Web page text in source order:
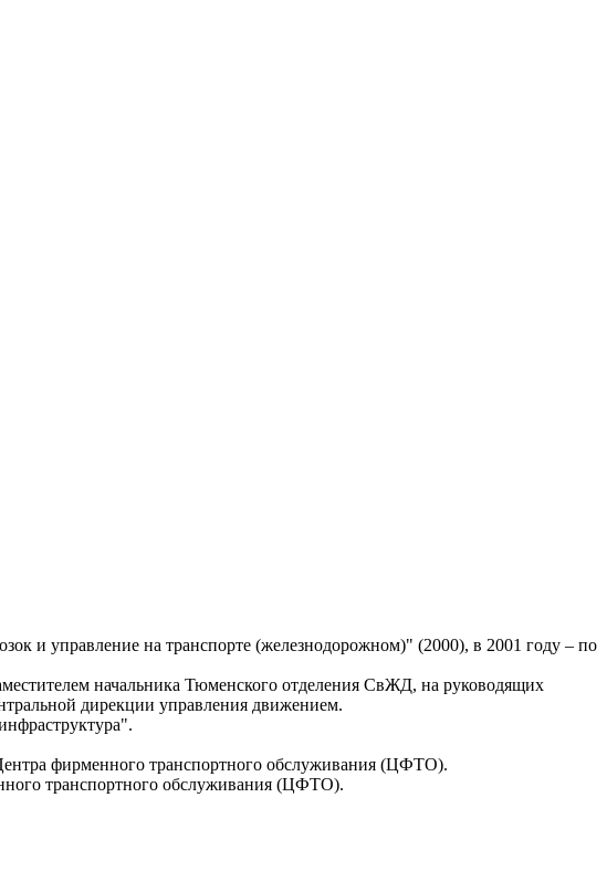
и управление на транспорте (железнодорожном)" (2000), в 2001 году – по
начальника Тюменского отделения СвЖД, на руководящих
дирекции управления движением.
фирменного транспортного обслуживания (ЦФТО).
транспортного обслуживания (ЦФТО).